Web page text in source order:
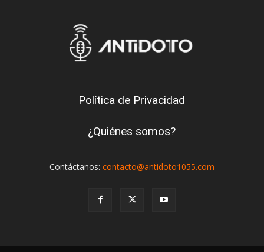
Política de Privacidad
¿Quiénes somos?
Contáctanos: contacto@antidoto1055.com